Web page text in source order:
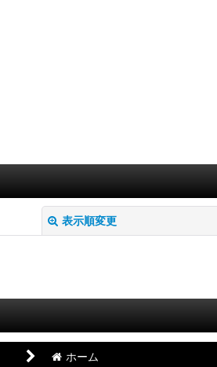
表示順変更
絞り込む ホーム